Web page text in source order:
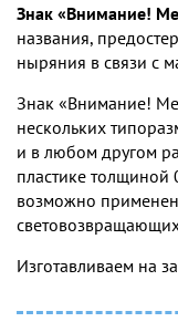
Знак «Внимание!
названия,
ныряния в связи с
Знак «Внимание!
нескольких
и в любом другом
пластике толщиной
возможно
Изготавливаем на